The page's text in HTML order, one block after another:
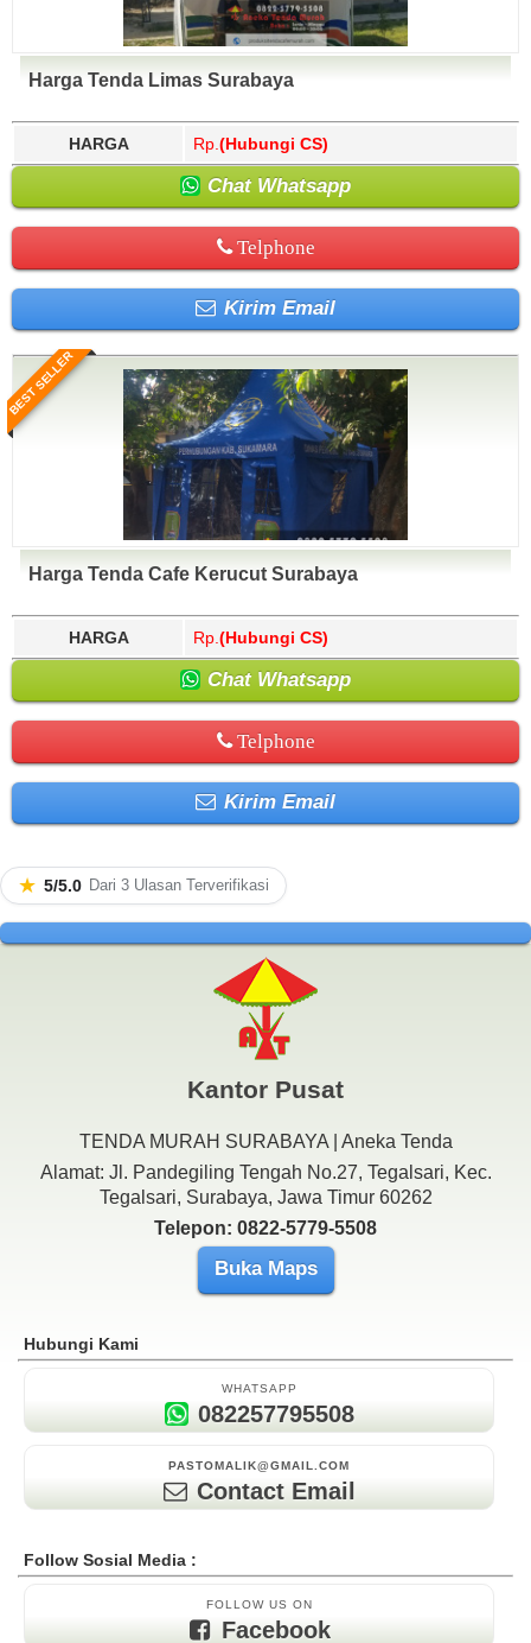
Harga Tenda Limas Surabaya
HARGA Rp. (Hubungi CS)
Chat Whatsapp
Telphone
Kirim Email
BEST SELLER
Harga Tenda Cafe Kerucut Surabaya
HARGA Rp. (Hubungi CS)
Chat Whatsapp
Telphone
Kirim Email
★ 5/5.0 Dari 3 Ulasan Terverifikasi
Kantor Pusat
TENDA MURAH SURABAYA | Aneka Tenda
Alamat: Jl. Pandegiling Tengah No.27, Tegalsari, Kec.
Tegalsari, Surabaya, Jawa Timur 60262
Telepon: 0822-5779-5508
Buka Maps
Hubungi Kami
WHATSAPP
082257795508
PASTOMALIK@GMAIL.COM
Contact Email
Follow Sosial Media :
FOLLOW US ON
Facebook